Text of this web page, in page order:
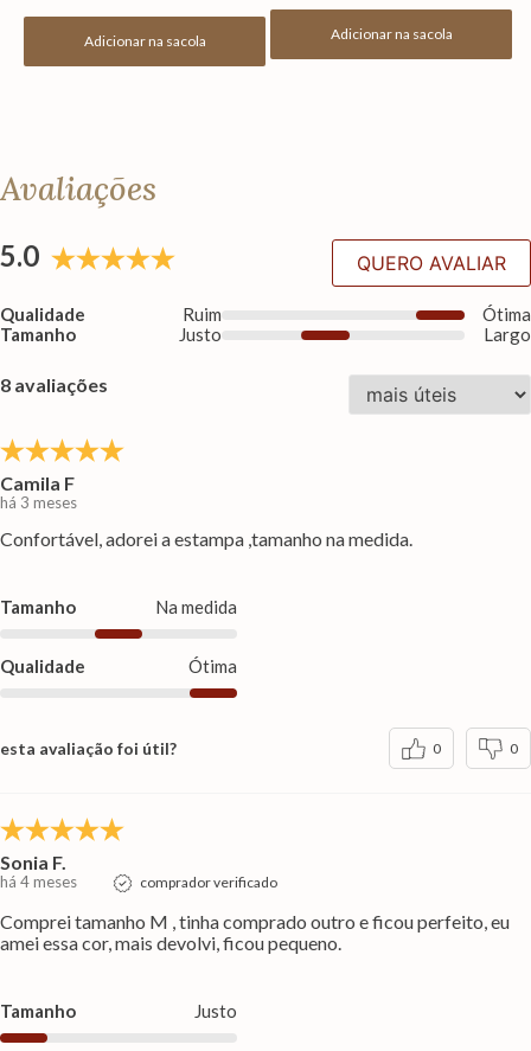
Adicionar na sacola Adicionar na sacola
Avaliações
5.0
Qualidade Ruim
Ótima
Tamanho
Justo Largo
QUERO AVALIAR
8 avaliações
Camila F
há 3 meses
Confortável, adorei a estampa ,tamanho na medida.
Tamanho Na medida
Qualidade Ótima
esta avaliação foi útil? 0 0
Sonia F.
há 4 meses comprador verificado
Comprei tamanho M , tinha comprado outro e ficou perfeito, eu
amei essa cor, mais devolvi, ficou pequeno.
Tamanho Justo